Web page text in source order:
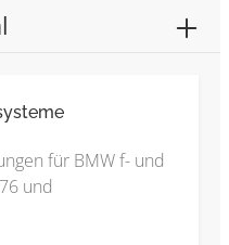
für BMW f- und
und